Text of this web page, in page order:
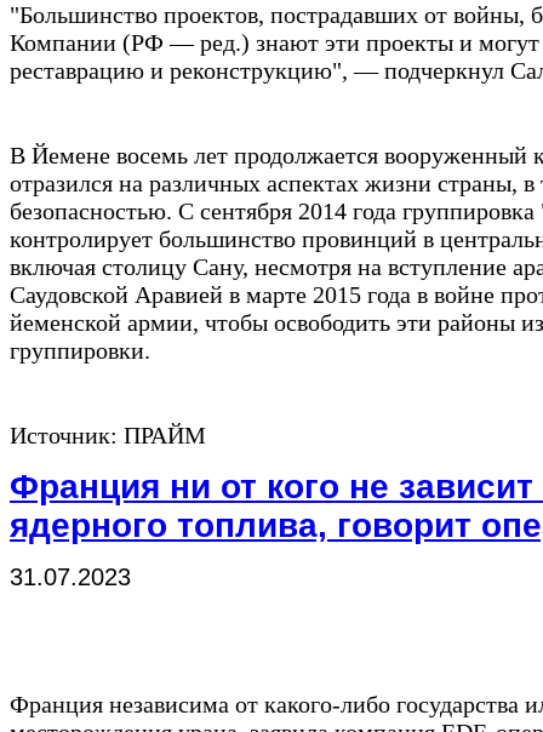
"Большинство проектов, пострадавших от войны,
Компании (РФ — ред.) знают эти проекты и могут
реставрацию и реконструкцию", — подчеркнул
В Йемене восемь лет продолжается вооруженный
отразился на различных аспектах жизни страны,
безопасностью. С сентября 2014 года
контролирует большинство провинций в
включая столицу Сану, несмотря на вступление
Саудовской Аравией в марте 2015 года в войне
йеменской армии, чтобы освободить эти районы
группировки.
Источник: ПРАЙМ
Франция ни от кого не
ядерного топлива, говорит
31.07.2023
Франция независима от какого-либо государства